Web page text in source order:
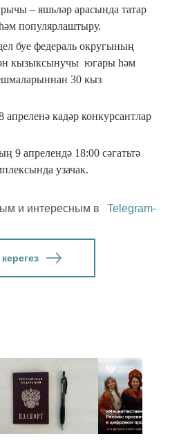
– яшьләр арасында татар
популярлаштыру.
буе федераль округының
кызыксынучы югары һәм
30 кыз
кадәр конкурсантлар
9 апрелендә 18:00 сәгатьтә
узачак.
и интересным в
Telegram-